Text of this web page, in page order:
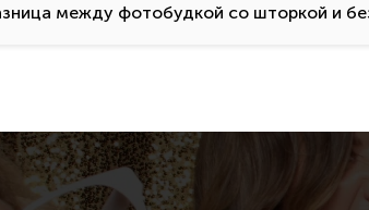
между фотобудкой со шторкой и